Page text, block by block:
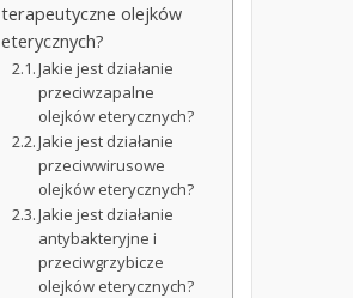
terapeutyczne olejków
eterycznych?
Jakie jest działanie
przeciwzapalne
olejków eterycznych?
Jakie jest działanie
przeciwwirusowe
olejków eterycznych?
Jakie jest działanie
antybakteryjne i
przeciwgrzybicze
olejków eterycznych?